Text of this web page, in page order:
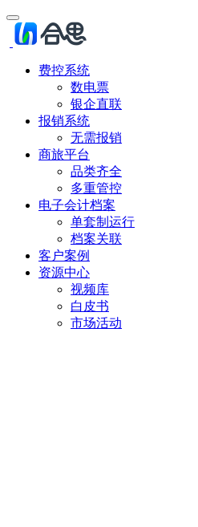
费控系统
数电票
银企直联
报销系统
无需报销
商旅平台
品类齐全
多重管控
电子会计档案
单套制运行
档案关联
客户案例
资源中心
视频库
白皮书
市场活动